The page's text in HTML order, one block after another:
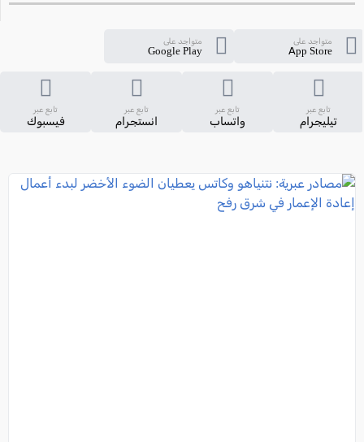
متواجد على
App Store
متواجد على
Google Play
تابع عبر
تيليجرام
تابع عبر
واتساب
تابع عبر
انستجرام
تابع عبر
فيسبوك